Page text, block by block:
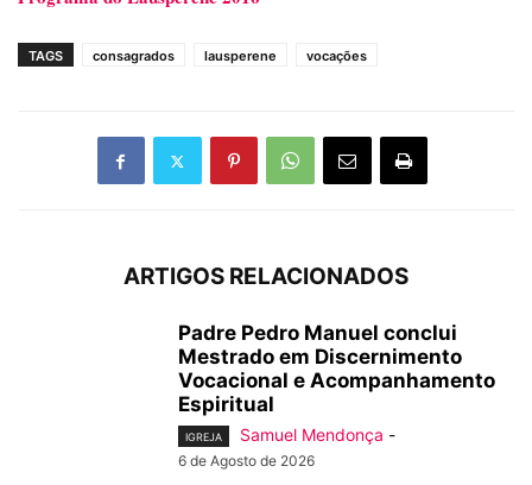
TAGS consagrados lausperene vocações
ARTIGOS RELACIONADOS
Padre Pedro Manuel conclui
Mestrado em Discernimento
Vocacional e Acompanhamento
Espiritual
IGREJA Samuel Mendonça -
6 de Agosto de 2026